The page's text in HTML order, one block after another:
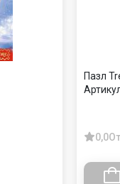
Пазл
0,0